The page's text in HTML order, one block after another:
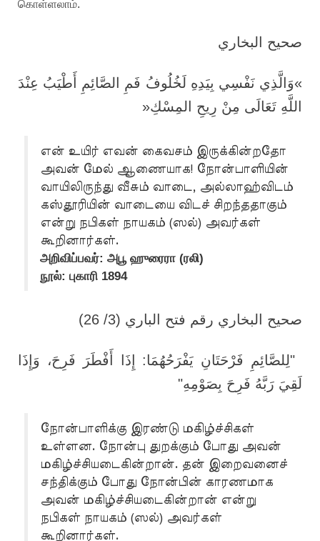
கொள்ளலாம்.
صحيح البخاري
«وَالَّذِي نَفْسِي بِيَدِهِ لَخُلُوفُ فَمِ الصَّائِمِ أَطْيَبُ عِنْدَ
اللَّهِ تَعَالَى مِنْ رِيحِ المِسْكِ»
என் உயிர் எவன் கைவசம் இருக்கின்றதோ
அவன் மேல் ஆணையாக! நோன்பாளியின்
வாயிலிருந்து வீசும் வாடை, அல்லாஹ்விடம்
கஸ்தூரியின் வாடையை விடச் சிறந்ததாகும்
என்று நபிகள் நாயகம் (ஸல்) அவர்கள்
கூறினார்கள்.
அறிவிப்பவர்: அபூ ஹுரைரா (ரலி)
நூல்: புகாரி 1894
صحيح البخاري رقم فتح الباري (3/ 26 )
"لِلصَّائِمِ فَرْحَتَانِ يَفْرَحُهُمَا: إِذَا أَفْطَرَ فَرِحَ، وَإِذَا
لَقِيَ رَبَّهُ فَرِحَ بِصَوْمِهِ"
நோன்பாளிக்கு இரண்டு மகிழ்ச்சிகள்
உள்ளன. நோன்பு துறக்கும் போது அவன்
மகிழ்ச்சியடைகின்றான். தன் இறைவனைச்
சந்திக்கும் போது நோன்பின் காரணமாக
அவன் மகிழ்ச்சியடைகின்றான் என்று
நபிகள் நாயகம் (ஸல்) அவர்கள்
கூறினார்கள்.